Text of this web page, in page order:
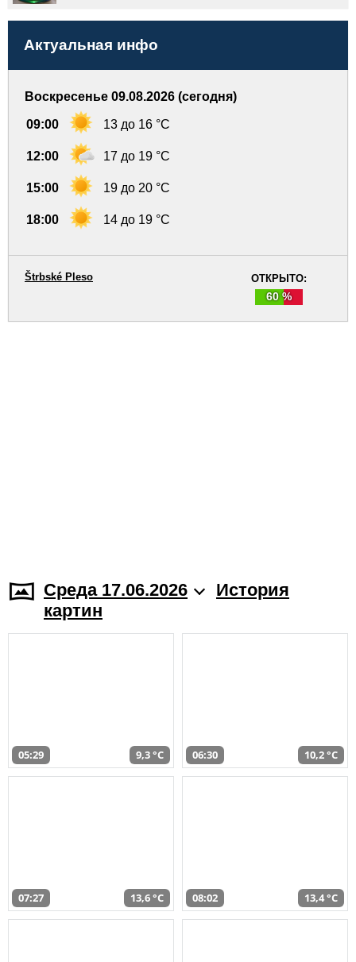
Актуальная инфо
Воскресенье 09.08.2026 (сегодня)
09:00 13 до 16 °C
12:00 17 до 19 °C
15:00 19 до 20 °C
18:00 14 до 19 °C
ОТКРЫТО:
60 %
Štrbské Pleso
Среда 17.06.2026
История
картин
05:29 9,3 °C 06:30 10,2 °C
07:27 13,6 °C 08:02 13,4 °C